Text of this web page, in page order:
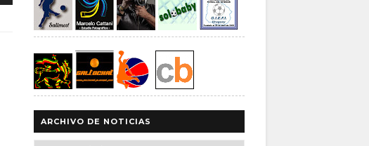
ARCHIVO DE NOTICIAS